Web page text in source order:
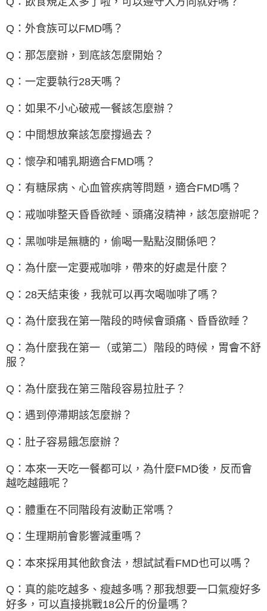
Q：外食族可以FMD嗎？
Q：那怎麼辦，到底該怎麼開始？
Q：一定要執行28天嗎？
Q：如果不小心破戒一餐該怎麼辦？
Q：中間想放棄該怎麼撐過去？
Q：懷孕和哺乳期適合FMD嗎？
Q：有糖尿病、心血管疾病等問題，適合FMD嗎？
Q：戒咖啡整天昏昏欲睡、頭痛沒精神，該怎麼辦呢？
Q：黑咖啡是無糖的，偷喝一點點沒關係吧？
Q：為什麼一定要戒咖啡，帶來的好處是什麼？
Q：28天結束後，我就可以再次喝咖啡了嗎？
Q：為什麼我在第一階段的時候會頭痛、昏昏欲睡？
Q：為什麼我在第一（或第二）階段的時候，胃會不舒
服？
Q：為什麼我在第三階段容易拉肚子？
Q：遇到停滯期該怎麼辦？
Q：肚子容易餓怎麼辦？
Q：本來一天吃一餐都可以，為什麼FMD後，反而會
越吃越餓呢？
Q：體重在不同階段有波動正常嗎？
Q：生理期前會影響減重嗎？
Q：本來採用其他飲食法，想試試看FMD也可以嗎？
Q：真的能吃越多、瘦越多嗎？那我想要一口氣瘦好多
好多，可以直接挑戰18公斤的份量嗎？